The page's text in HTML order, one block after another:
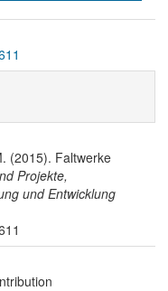
(2015). Faltwerke
Projekte,
und Entwicklung